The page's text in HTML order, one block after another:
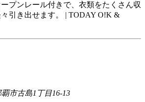
プンレール付きで、衣類をたくさん収
引き出せます。 | TODAY O!K &
市古島1丁目16-13